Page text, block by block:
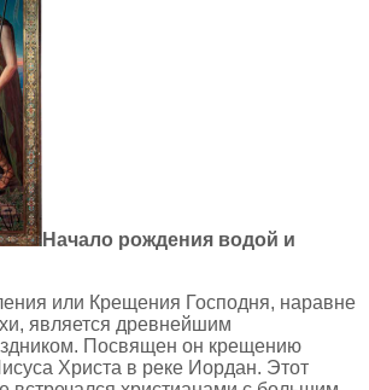
Начало рождения водой и
или Крещения Господня, наравне
является древнейшим
Посвящен он крещению
Христа в реке Иордан. Этот